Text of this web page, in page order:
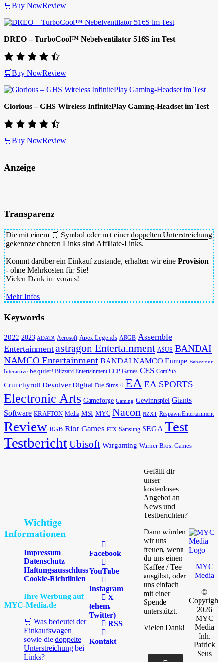
🛒Buy NowReview
DREO – TurboCool™ Nebelventilator 516S im Test
🛒Buy NowReview
Glorious – GHS Wireless InfinitePlay Gaming-Headset im Test
🛒Buy NowReview
Anzeige
Transparenz
Die mit einem 🛒 Symbol oder mit einerdoppelten Unterstreichung
gekennzeichneten Links sind Affiliate-Links.
Kommt darüber ein Einkauf zustande, erhalten wir eine Provision
- ohne Mehrkosten für Sie!
Vielen Dank im voraus!
Mehr Infos
Keywords
2022 2023 ADATA Aerosoft Apex Legends ARGB Assemble
Entertainment astragon Entertainment ASUS BANDAI
NAMCO Entertainment BANDAI NAMCO Europe Behaviour
Interactive be quiet! Blizzard Entertainment CCP Games CES Com2uS
Crunchyroll Devolver Digital Die Sims 4 EAEA SPORTS
Electronic Arts Gameforge Gaming Gewinnspiel Giants
Software KRAFTON Media MSI MYC Nacon NZXT Respawn Entertainment
Review RGB Riot Games RTX Samsung SEGA Test
TestberichtUbisoft Wargaming Warner Bros. Games
Wichtige
Informationen
Impressum
Datenschutz
Haftungsausschluss
Cookie-Richtlinien
Ihre Werbung auf
MYC-Media.de
🛒 Was bedeutet der
Einkaufswagen
sowie die doppelte
Unterstreichung bei
Links?
Facebook
YouTube
Instagram
X
(ehem.
Twitter)
RSS
Kontakt
Gefällt dir
unser
kostenloses
Angebot an
News und
Testberichten?
Dann würden
wir uns
freuen, wenn
du uns einen
Kaffee / Tee
ausgibst, oder
uns einfach
mit einer
Spende
unterstützt.
Vielen Dank!
MYC
Media
©
2026
MYC
Media
Inh.
Patrick
Seus